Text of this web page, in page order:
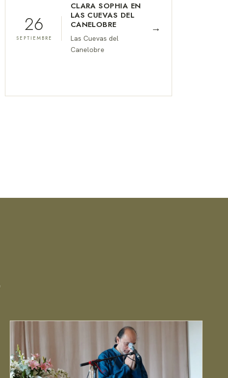
26
SEPTIEMBRE
CLARA SOPHIA EN
LAS CUEVAS DEL
CANELOBRE
Las Cuevas del
Canelobre
→